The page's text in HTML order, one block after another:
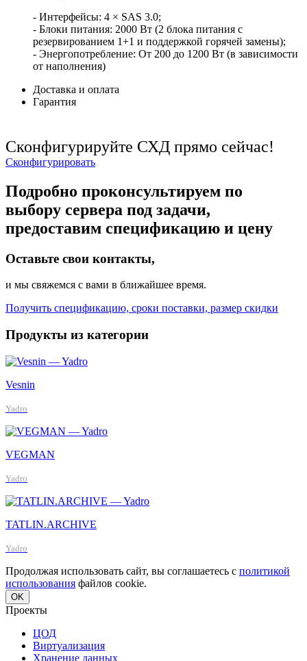
- Интерфейсы: 4 × SAS 3.0;
- Блоки питания: 2000 Вт (2 блока питания с
резервированием 1+1 и поддержкой горячей замены);
- Энергопотребление: От 200 до 1200 Вт (в зависимости
от наполнения)
Доставка и оплата
Гарантия
Сконфигурируйте СХД прямо сейчас!
Сконфигурировать
Подробно проконсультируем по
выбору сервера под задачи,
предоставим спецификацию и цену
Оставьте свои контакты,
и мы свяжемся с вами в ближайшее время.
Получить спецификацию, сроки поставки, размер скидки
Продукты из категории
Vesnin
Yadro
VEGMAN
Yadro
TATLIN.ARCHIVE
Yadro
Продолжая использовать сайт, вы соглашаетесь с политикой
использования файлов cookie.
OK
Проекты
ЦОД
Виртуализация
Хранение данных